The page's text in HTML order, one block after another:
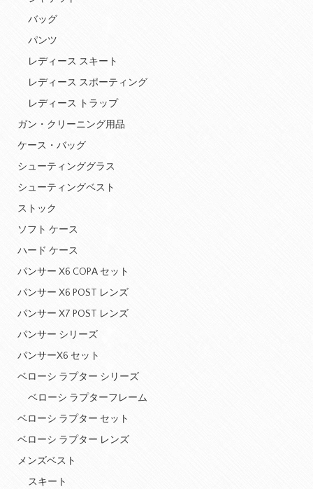
バッグ
パンツ
レディース スキート
レディース スポーティング
レディース トラップ
ガン・クリーニング用品
ケース・バッグ
シューティンググラス
シューティングベスト
ストック
ソフト ケース
ハード ケース
パンサー X6 COPA セット
パンサー X6 POST レンズ
パンサー X7 POST レンズ
パンサー シリーズ
パンサーX6 セット
ベローシ ラプター シリーズ
ベローシ ラプターフレーム
ベローシ ラプター セット
ベローシ ラプター レンズ
メンズベスト
スキート